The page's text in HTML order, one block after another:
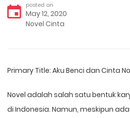
posted on
May 12, 2020
Novel Cinta
Primary Title: Aku Benci dan Cinta
Novel adalah salah satu bentuk
di Indonesia. Namun, meskipun